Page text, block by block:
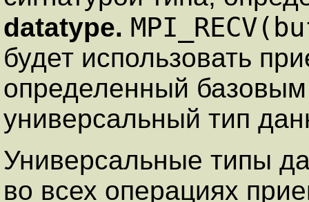
datatype.
будет использовать
определенный
универсальный тип
Универсальные типы
во всех операциях